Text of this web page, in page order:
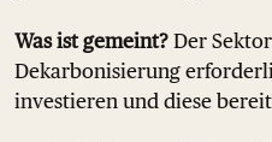
Was ist gemeint? Der
Dekarbonisierung
investieren und diese